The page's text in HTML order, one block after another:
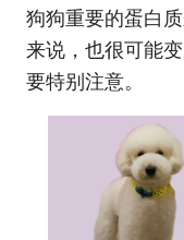
狗狗重要的蛋白
来说，也很可能
要特别注意。